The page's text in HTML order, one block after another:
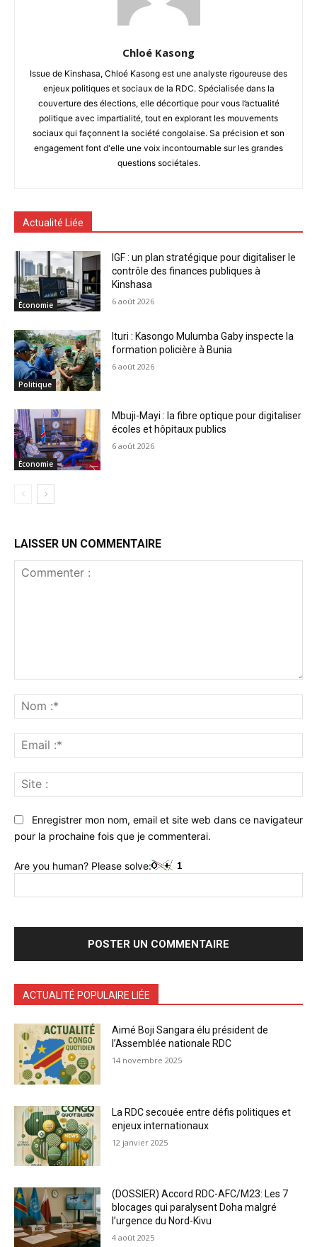
Chloé Kasong
Issue de Kinshasa, Chloé Kasong est une analyste rigoureuse des
enjeux politiques et sociaux de la RDC. Spécialisée dans la
couverture des élections, elle décortique pour vous l’actualité
politique avec impartialité, tout en explorant les mouvements
sociaux qui façonnent la société congolaise. Sa précision et son
engagement font d'elle une voix incontournable sur les grandes
questions sociétales.
Actualité Liée
Économie
IGF : un plan stratégique pour digitaliser le
contrôle des finances publiques à
Kinshasa
6 août 2026
Politique
Ituri : Kasongo Mulumba Gaby inspecte la
formation policière à Bunia
6 août 2026
Économie
Mbuji-Mayi : la fibre optique pour digitaliser
écoles et hôpitaux publics
6 août 2026
LAISSER UN COMMENTAIRE
:*
:*
:
Enregistrer mon nom, email et site web dans ce navigateur
pour la prochaine fois que je commenterai.
Are you human? Please solve:
ACTUALITÉ POPULAIRE LIÉE
Aimé Boji Sangara élu président de
l’Assemblée nationale RDC
14 novembre 2025
La RDC secouée entre défis politiques et
enjeux internationaux
12 janvier 2025
(DOSSIER) Accord RDC-AFC/M23: Les 7
blocages qui paralysent Doha malgré
l’urgence du Nord-Kivu
4 août 2025